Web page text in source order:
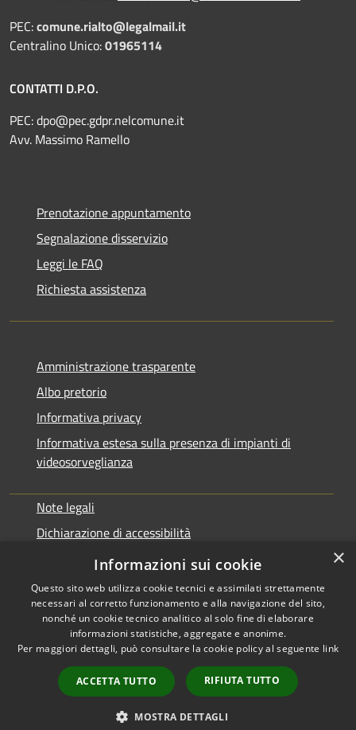
PEC:comune.rialto@legalmail.it
Centralino Unico:01965114
CONTATTI D.P.O.
PEC:dpo@pec.gdpr.nelcomune.it
Avv. Massimo Ramello
Prenotazione appuntamento
Segnalazione disservizio
Leggi le FAQ
Richiesta assistenza
Amministrazione trasparente
Albo pretorio
Informativa privacy
Informativa estesa sulla presenza di impianti di
videosorveglianza
Note legali
Dichiarazione di accessibilità
Obbiettivi di accessibilità
Accessibilità
Copyright © 2026 • Comune di
Rialto • Powered by
Municipium•
Accesso
redazione
×
Informazioni sui cookie
Questo sito web utilizza cookie tecnici e assimilati strettamente
necessari al corretto funzionamento e alla navigazione del sito,
nonché un cookie tecnico analitico al solo fine di elaborare
informazioni statistiche, aggregate e anonime.
Per maggiori dettagli, può consultare la cookie policy al seguente link
ACCETTA TUTTO RIFIUTA TUTTO
MOSTRA DETTAGLI